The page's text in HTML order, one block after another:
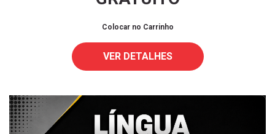
Colocar no Carrinho
VER DETALHES